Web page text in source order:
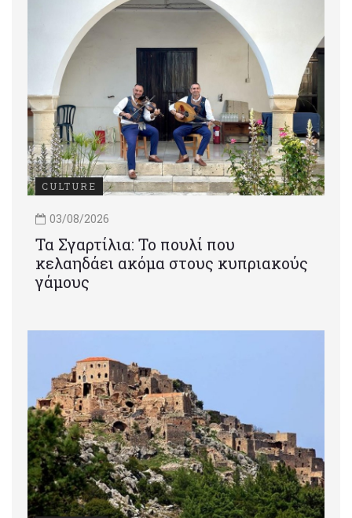
CULTURE
03/08/2026
Τα Σγαρτίλια: Το πουλί που
κελαηδάει ακόμα στους κυπριακούς
γάμους